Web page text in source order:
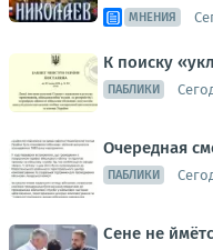
МНЕНИЯ
К поиску
ПАБЛИКИ
Очередная
ПАБЛИКИ
Сене не